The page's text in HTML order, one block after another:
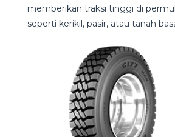
memberikan traksi tinggi di
seperti kerikil, pasir, atau tanah